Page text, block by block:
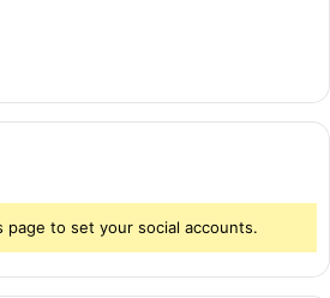
page to set your social accounts.